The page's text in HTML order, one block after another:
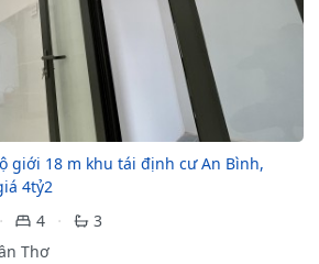
giới 18 m khu tái định cư An Bình,
4tỷ2
4
3
Thơ